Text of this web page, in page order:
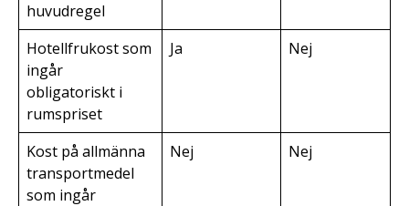
huvudregel
Hotellfrukost som
ingår
obligatoriskt i
rumspriset
Ja Nej
Kost på allmänna
transportmedel
som ingår
Nej Nej